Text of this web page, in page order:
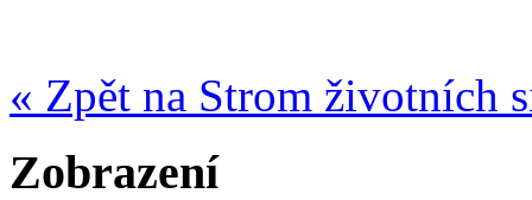
« Zpět na Strom životních
Zobrazení